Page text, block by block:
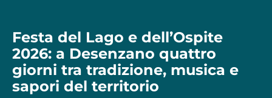
Festa del Lago e dell’Ospite
2026: a Desenzano quattro
giorni tra tradizione, musica e
sapori del territorio